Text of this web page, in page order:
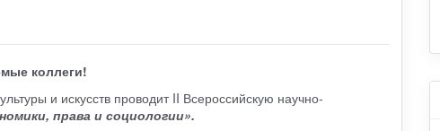
коллеги!
и искусств проводит II Всероссийскую научно-
права и социологии».